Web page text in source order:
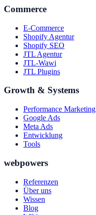
Commerce
E-Commerce
Shopify Agentur
Shopify SEO
JTL Agentur
JTL-Wawi
JTL Plugins
Growth & Systems
Performance Marketing
Google Ads
Meta Ads
Entwicklung
Tools
webpowers
Referenzen
Über uns
Wissen
Blog